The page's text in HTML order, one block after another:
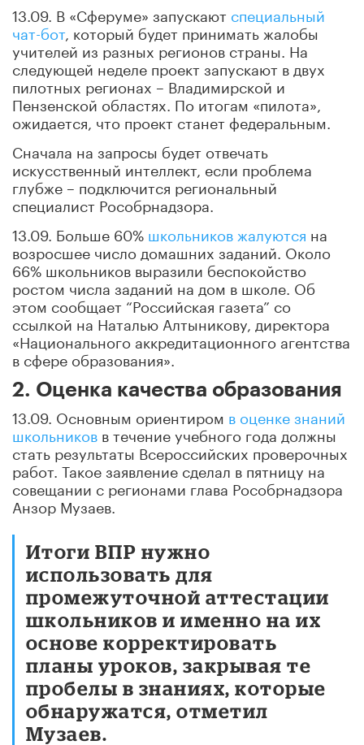
13.09. В «Сферуме» запускают специальный
чат-бот, который будет принимать жалобы
учителей из разных регионов страны. На
следующей неделе проект запускают в двух
пилотных регионах – Владимирской и
Пензенской областях. По итогам «пилота»,
ожидается, что проект станет федеральным.
Сначала на запросы будет отвечать
искусственный интеллект, если проблема
глубже – подключится региональный
специалист Рособрнадзора.
13.09. Больше 60% школьников жалуются на
возросшее число домашних заданий. Около
66% школьников выразили беспокойство
ростом числа заданий на дом в школе. Об
этом сообщает “Российская газета” со
ссылкой на Наталью Алтыникову, директора
«Национального аккредитационного агентства
в сфере образования».
2. Оценка качества образования
13.09. Основным ориентиром в оценке знаний
школьников в течение учебного года должны
стать результаты Всероссийских проверочных
работ. Такое заявление сделал в пятницу на
совещании с регионами глава Рособрнадзора
Анзор Музаев.
Итоги ВПР нужно
использовать для
промежуточной аттестации
школьников и именно на их
основе корректировать
планы уроков, закрывая те
пробелы в знаниях, которые
обнаружатся, отметил
Музаев.